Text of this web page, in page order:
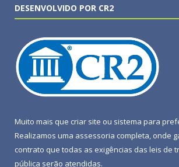
DESENVOLVIDO POR CR2
Muito mais que criar site ou sistema para
Realizamos uma assessoria completa, onde
contrato que todas as exigências das leis de
pública serão atendidas.